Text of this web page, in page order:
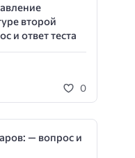
второй
и ответ теста
0
— вопрос и